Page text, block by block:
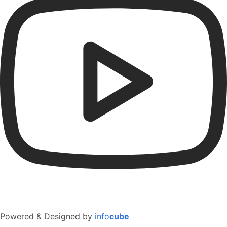
Powered & Designed by infocube